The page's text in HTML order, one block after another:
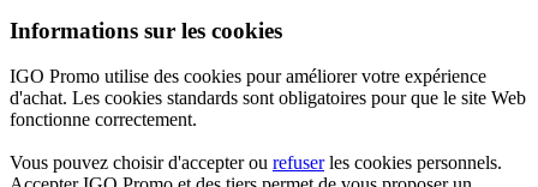
Informations sur les cookies
IGO Promo utilise des cookies pour améliorer votre expérience
d'achat. Les cookies standards sont obligatoires pour que le site Web
fonctionne correctement.
Vous pouvez choisir d'accepter ou refuserles cookies personnels.